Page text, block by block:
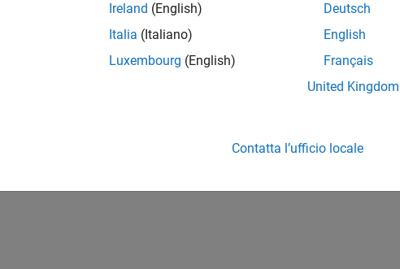
Ireland (English)
Italia (Italiano)
Luxembourg (English)
Deutsch
English
Français
United Kingdom
Contatta l’ufficio locale